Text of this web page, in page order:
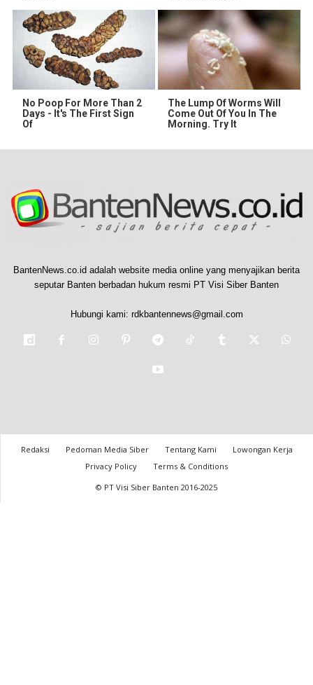
No Poop For More Than 2
Days - It's The First Sign
Of
The Lump Of Worms Will
Come Out Of You In The
Morning. Try It
BantenNews.co.id adalah website media online yang menyajikan berita
seputar Banten berbadan hukum resmi PT Visi Siber Banten
Hubungi kami: rdkbantennews@gmail.com
Redaksi Pedoman Media Siber Tentang Kami
Lowongan Kerja
Privacy Policy
Terms & Conditions
© PT Visi Siber Banten 2016-2025